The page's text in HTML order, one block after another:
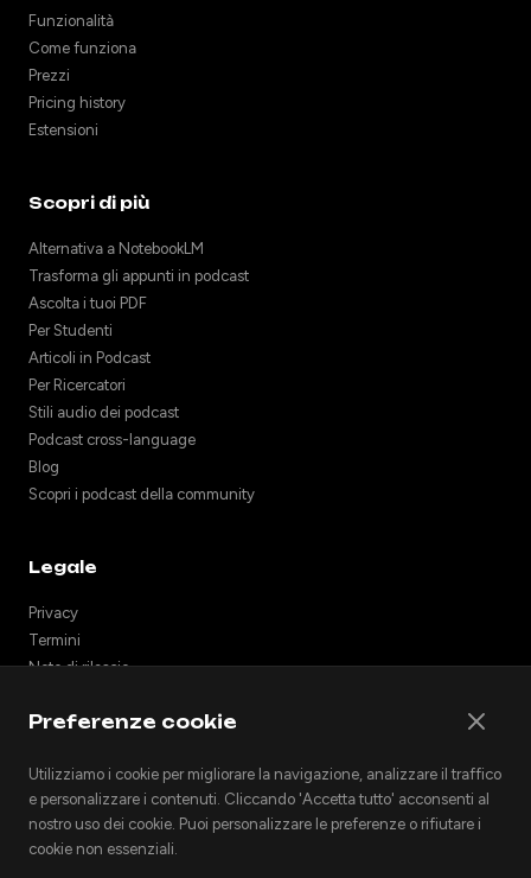
Funzionalità
Come funziona
Prezzi
Pricing history
Estensioni
Scopri di più
Alternativa a NotebookLM
Trasforma gli appunti in podcast
Ascolta i tuoi PDF
Per Studenti
Articoli in Podcast
Per Ricercatori
Stili audio dei podcast
Podcast cross-language
Blog
Scopri i podcast della community
Legale
Privacy
Termini
Note di rilascio
API
Preferenze cookie
Utilizziamo i cookie per migliorare la navigazione, analizzare il traffico
e personalizzare i contenuti. Cliccando 'Accetta tutto' acconsenti al
nostro uso dei cookie. Puoi personalizzare le preferenze o rifiutare i
cookie non essenziali.